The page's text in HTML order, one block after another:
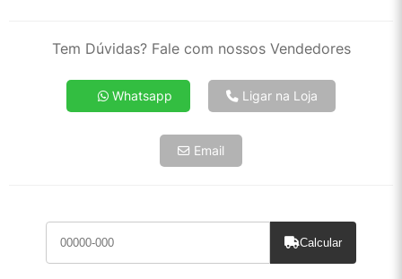
Tem Dúvidas? Fale com nossos Vendedores
Whatsapp Ligar na Loja
Email
Calcular